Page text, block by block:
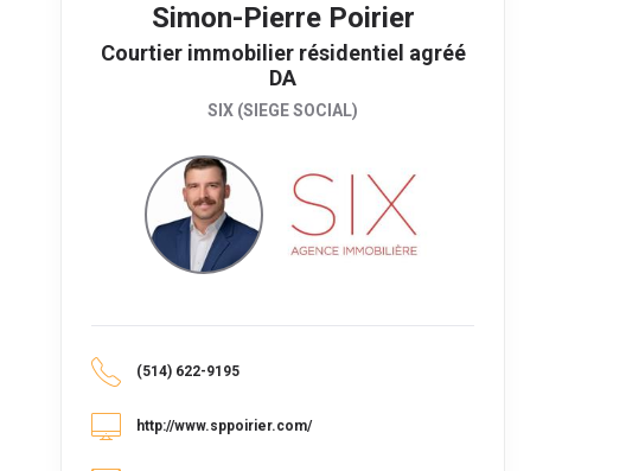
Simon-Pierre Poirier
Courtier immobilier résidentiel agréé
DA
SIX (SIEGE SOCIAL)
(514) 622-9195
http://www.sppoirier.com/